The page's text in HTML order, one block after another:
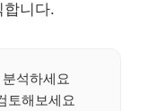
합니다.
석하세요
토해보세요